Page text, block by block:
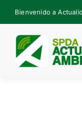
Skip
to
content
Bienvenido a